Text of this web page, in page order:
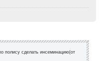
полису сделать инсеминацию(от